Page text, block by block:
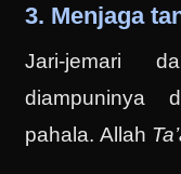
3. Menjaga
Jari-jemari
diampuninya
pahala. Allah